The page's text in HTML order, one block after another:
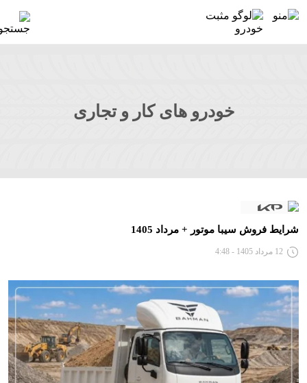
خودرو های کار و تجاری
شرایط فروش سیبا موتور + مرداد 1405
12 مرداد 1405 - 4:48